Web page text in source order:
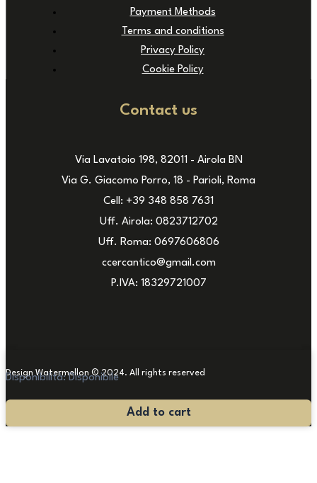
Payment Methods
Terms and conditions
Privacy Policy
Cookie Policy
Contact us
Via Lavatoio 198, 82011 - Airola BN
Via G. Giacomo Porro, 18 - Parioli, Roma
Cell: +39 348 858 7631
Uff. Airola: 0823712702
Uff. Roma: 0697606806
ccercantico@gmail.com
P.IVA: 18329721007
Design Watermellon © 2024. All rights reserved
Disponibilità: Disponibile
Tavolino
Add to cart